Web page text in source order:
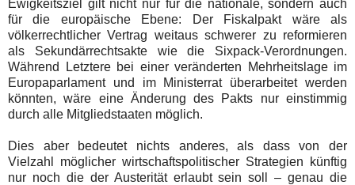
Ewigkeitsziel gilt nicht nur für die nationale, sondern auch
für die europäische Ebene: Der Fiskalpakt wäre als
völkerrechtlicher Vertrag weitaus schwerer zu reformieren
als Sekundärrechtsakte wie die Sixpack-Verordnungen.
Während Letztere bei einer veränderten Mehrheitslage im
Europaparlament und im Ministerrat überarbeitet werden
könnten, wäre eine Änderung des Pakts nur einstimmig
durch alle Mitgliedstaaten möglich.
Dies aber bedeutet nichts anderes, als dass von der
Vielzahl möglicher wirtschaftspolitischer Strategien künftig
nur noch die der Austerität erlaubt sein soll – genau die